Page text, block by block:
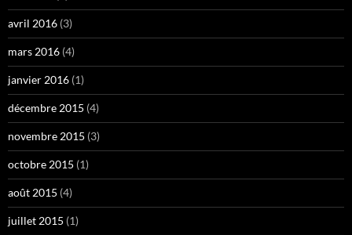
avril 2016 (3)
mars 2016 (4)
janvier 2016 (1)
décembre 2015 (4)
novembre 2015 (3)
octobre 2015 (1)
août 2015 (4)
juillet 2015 (1)